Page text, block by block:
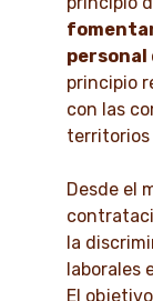
personal
principio
con las
territorios
Desde el
la
laborales
El